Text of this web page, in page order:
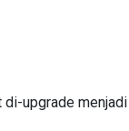
di-upgrade menjadi